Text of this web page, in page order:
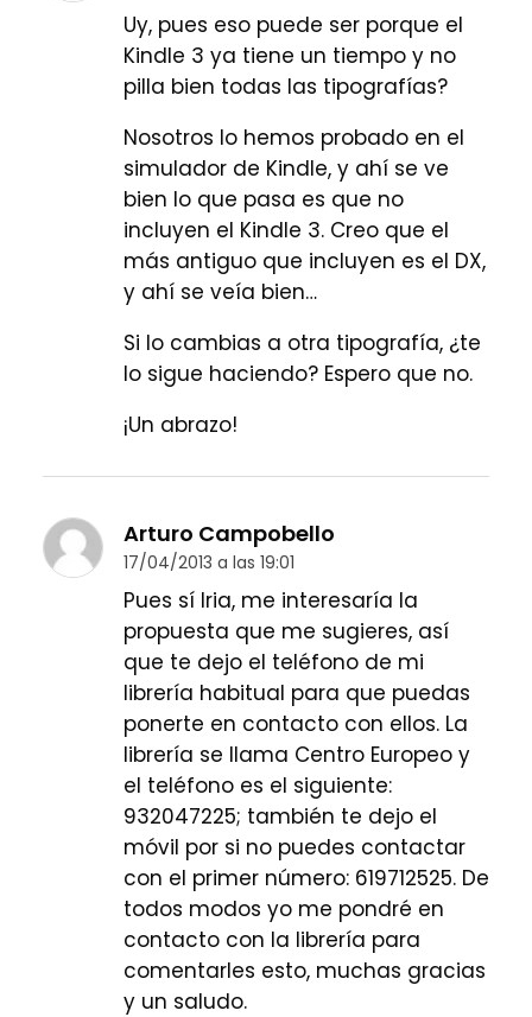
Uy, pues eso puede ser porque el
Kindle 3 ya tiene un tiempo y no
pilla bien todas las tipografías?
Nosotros lo hemos probado en el
simulador de Kindle, y ahí se ve
bien lo que pasa es que no
incluyen el Kindle 3. Creo que el
más antiguo que incluyen es el DX,
y ahí se veía bien…
Si lo cambias a otra tipografía, ¿te
lo sigue haciendo? Espero que no.
¡Un abrazo!
Arturo Campobello
17/04/2013 a las 19:01
Pues sí Iria, me interesaría la
propuesta que me sugieres, así
que te dejo el teléfono de mi
librería habitual para que puedas
ponerte en contacto con ellos. La
librería se llama Centro Europeo y
el teléfono es el siguiente:
932047225; también te dejo el
móvil por si no puedes contactar
con el primer número: 619712525. De
todos modos yo me pondré en
contacto con la librería para
comentarles esto, muchas gracias
y un saludo.